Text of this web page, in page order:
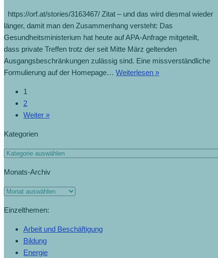
https://orf.at/stories/3163467/ Zitat – und das wird diesmal wieder
länger, damit man den Zusammenhang versteht: Das
Gesundheitsministerium hat heute auf APA-Anfrage mitgeteilt,
dass private Treffen trotz der seit Mitte März geltenden
Ausgangsbeschränkungen zulässig sind. Eine missverständliche
Formulierung auf der Homepage… Weiterlesen »
1
2
Weiter »
Kategorien
Monats-Archiv
Einzelthemen:
Arbeit und Beschäftigung
Bildung
Energie